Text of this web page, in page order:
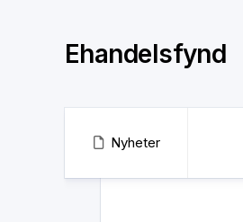
Ehandelsfynd
Nyheter